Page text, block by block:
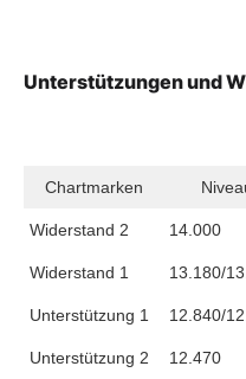
Unterstützungen und
Chartmarken
Widerstand 2 14.000
Widerstand 1 13.180/
Unterstützung 1 12.840/
Unterstützung 2 12.470